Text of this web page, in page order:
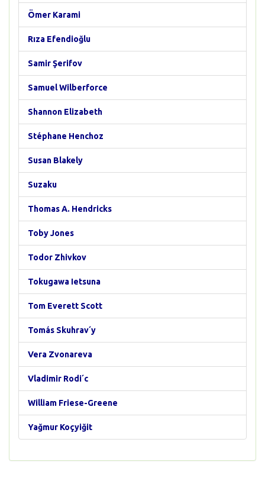
Ömer Karami
Rıza Efendioğlu
Samir Şerifov
Samuel Wilberforce
Shannon Elizabeth
Stéphane Henchoz
Susan Blakely
Suzaku
Thomas A. Hendricks
Toby Jones
Todor Zhivkov
Tokugawa Ietsuna
Tom Everett Scott
Tomás Skuhrav´y
Vera Zvonareva
Vladimir Rodi´c
William Friese-Greene
Yağmur Koçyiğit